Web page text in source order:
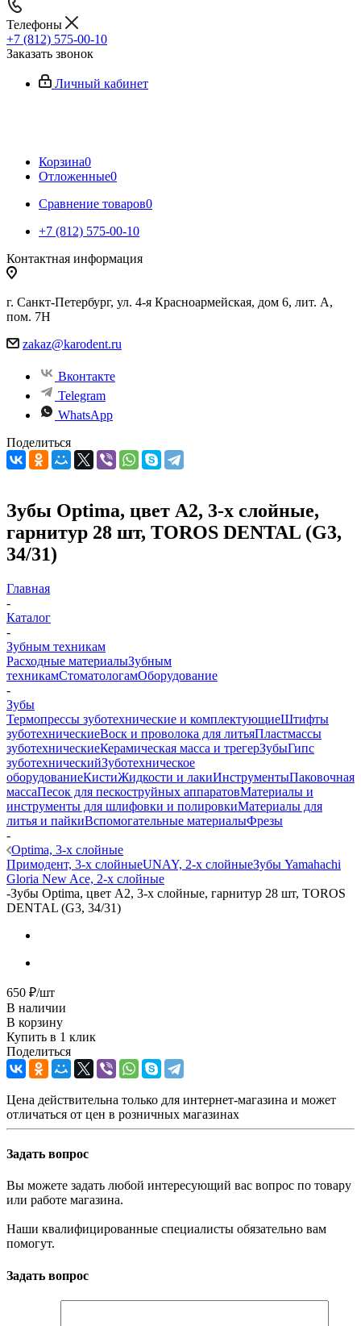
Телефоны
+7 (812) 575-00-10
Заказать звонок
Личный кабинет
Корзина0
Отложенные0
Сравнение товаров0
+7 (812) 575-00-10
Контактная информация
г. Санкт-Петербург, ул. 4-я Красноармейская, дом 6, лит. А,
пом. 7Н
zakaz@karodent.ru
Вконтакте
Telegram
WhatsApp
Поделиться
Зубы Optima, цвет A2, 3-х слойные,
гарнитур 28 шт, TOROS DENTAL (G3,
34/31)
Главная
-
Каталог
-
Зубным техникам
Расходные материалыЗубным
техникамСтоматологамОборудование
-
Зубы
Термопрессы зуботехнические и комплектующиеШтифты
зуботехническиеВоск и проволока для литьяПластмассы
зуботехническиеКерамическая масса и трегерЗубыГипс
зуботехническийЗуботехническое
оборудованиеКистиЖидкости и лакиИнструментыПаковочная
массаПесок для пескоструйных аппаратовМатериалы и
инструменты для шлифовки и полировкиМатериалы для
литья и пайкиВспомогательные материалыФрезы
-
Optima, 3-х слойные
Примодент, 3-х слойныеUNAY, 2-х слойныеЗубы Yamahachi
Gloria New Ace, 2-х слойные
-Зубы Optima, цвет A2, 3-х слойные, гарнитур 28 шт, TOROS
DENTAL (G3, 34/31)
650 ₽/шт
В наличии
В корзину
Купить в 1 клик
Поделиться
Цена действительна только для интернет-магазина и может
отличаться от цен в розничных магазинах
Задать вопрос
Вы можете задать любой интересующий вас вопрос по товару
или работе магазина.
Наши квалифицированные специалисты обязательно вам
помогут.
Задать вопрос